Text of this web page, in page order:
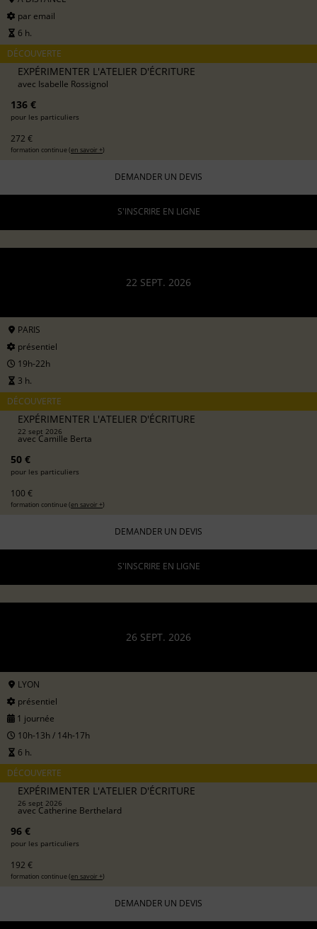
par email
6 h.
DÉCOUVERTE
EXPÉRIMENTER L'ATELIER D'ÉCRITURE
avec Isabelle Rossignol
136 €
pour les particuliers
272 €
formation continue (en savoir +)
DEMANDER UN DEVIS
S'INSCRIRE EN LIGNE
22 SEPT. 2026
PARIS
présentiel
19h-22h
3 h.
DÉCOUVERTE
EXPÉRIMENTER L'ATELIER D'ÉCRITURE
22 sept 2026
avecCamille Berta
50 €
pour les particuliers
100 €
formation continue (en savoir +)
DEMANDER UN DEVIS
S'INSCRIRE EN LIGNE
26 SEPT. 2026
LYON
présentiel
1 journée
10h-13h / 14h-17h
6 h.
DÉCOUVERTE
EXPÉRIMENTER L'ATELIER D'ÉCRITURE
26 sept 2026
avecCatherine Berthelard
96 €
pour les particuliers
192 €
formation continue (en savoir +)
DEMANDER UN DEVIS